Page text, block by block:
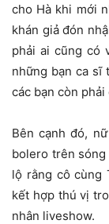
cho Hà khi mới
khán giả đón
phải ai cũng có
những bạn ca sĩ
các bạn còn
Bên cạnh đó,
bolero trên
lộ rằng cô cùng
kết hợp thú vị
nhân liveshow.